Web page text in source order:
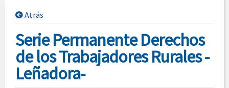
Atrás
Serie Permanente Derechos
de los Trabajadores Rurales -
Leñadora-